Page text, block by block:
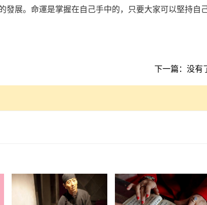
發展。命運是掌握在自己手中的，只要大家可以堅持自
下一篇：没有